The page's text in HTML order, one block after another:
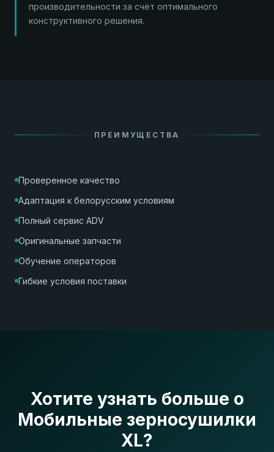
производительности за счёт оптимального
конструктивного решения.
ПРЕИМУЩЕСТВА
Проверенное качество
Адаптация к белорусским условиям
Полный сервис ADV
Оригинальные запчасти
Обучение операторов
Гибкие условия поставки
Хотите узнать больше о
Мобильные зерносушилки
XL?